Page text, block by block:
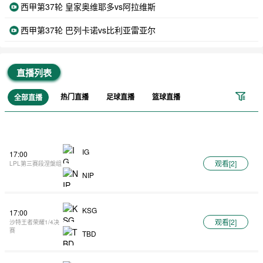
西甲第37轮 皇家奥维耶多vs阿拉维斯
西甲第37轮 巴列卡诺vs比利亚雷亚尔
直播列表
全部直播 热门直播 足球直播 篮球直播
17:00
LPL第三赛段涅槃组
IG
NIP
观看[2]
17:00
沙特王者荣耀1/4决
赛
KSG
TBD
观看[2]